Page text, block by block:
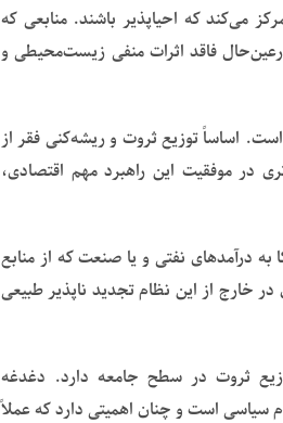
می‌کند که احیاپذیر باشند. منابعی که
فاقد اثرات منفی زیست‌محیطی و
اساساً توزیع ثروت و ریشه‌کنی فقر از
در موفقیت این راهبرد مهم اقتصادی،
به درآمدهای نفتی و یا صنعت که از منابع
خارج از این نظام تجدید ناپذیر طبیعی
ثروت در سطح جامعه دارد. دغدغه
سیاسی است و چنان اهمیتی دارد که عملاً